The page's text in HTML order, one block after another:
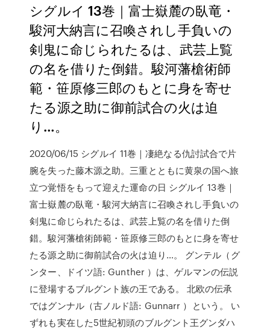
シグルイ 13巻｜富士嶽麓の臥竜・
駿河大納言に召喚されし手負いの
剣鬼に命じられたるは、武芸上覧
の名を借りた倒錯。駿河藩槍術師
範・笹原修三郎のもとに身を寄せ
たる源之助に御前試合の火は迫
り…。
2020/06/15 シグルイ 11巻｜凄絶なる仇討試合で片
腕を失った藤木源之助。三重とともに黄泉の国へ旅
立つ覚悟をもって迎えた運命の日 シグルイ 13巻｜
富士嶽麓の臥竜・駿河大納言に召喚されし手負いの
剣鬼に命じられたるは、武芸上覧の名を借りた倒
錯。駿河藩槍術師範・笹原修三郎のもとに身を寄せ
たる源之助に御前試合の火は迫り…。 グンテル（グ
ンター、ドイツ語: Gunther ）は、ゲルマンの伝説
に登場するブルグント族の王である。 北欧の伝承
ではグンナル（古ノルド語: Gunnarr ）という。 い
ずれも実在した5世紀初頭のブルグント王グンダハ